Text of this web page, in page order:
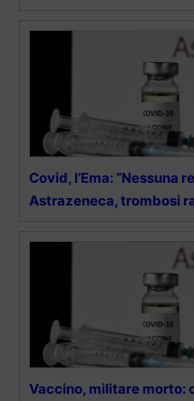
Covid, l’Ema: “Nessuna
Astrazeneca, trombosi
Vaccino, militare morto: